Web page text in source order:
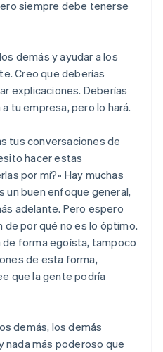
siempre debe tenerse
demás y ayudar a los
Creo que deberías
explicaciones. Deberías
tu empresa, pero lo hará.
tus conversaciones de
hacer estas
por mí?» Hay muchas
un buen enfoque general,
adelante. Pero espero
de por qué no es lo óptimo.
forma egoísta, tampoco
de esta forma,
que la gente podría
demás, los demás
nada más poderoso que